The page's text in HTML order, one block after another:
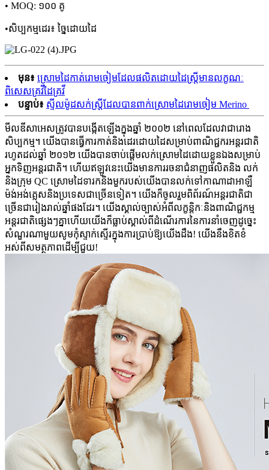
• MOQ: ១០០ គូ
•សិប្បកម្មដេរ៖ ច្នៃដោយដៃ
មុន៖ ស្រោមដៃកាត់រោមចៀមដែលផលិតដោយដៃស្ត្រីមានលក្ខណៈ
ពិសេសគ្រវីដៃគ្រវី
បន្ទាប់៖ ស្ទីលម៉ូដសក់ស្ត្រីដែលបានពាក់ស្រោមដៃរោមចៀម Merino
មីលឌីសាអេសត្រូវបានបង្កើតឡើងក្នុងឆ្នាំ ២០០២ នៅពេលដែលវាជារោង
សិប្បកម្ម។ យើងបានធ្វើការកាត់និងដេរដោយដៃសម្រាប់ពាណិជ្ជករអន្តរជាតិ
រហូតដល់ឆ្នាំ ២០១២ យើងបានចាប់ផ្តើមលក់ស្រោមដៃដោយខ្លួនឯងសម្រាប់
អ្នកទិញអន្តរជាតិ។ ហើយឥឡូវនេះយើងមានការរចនាជំនាញផលិតនិង លក់
និងក្រុម QC ស្រោមដៃទារកនិងមួករបស់យើងបានលក់ទៅកាណាដាអាឡឺ
ម៉ង់អង់គ្លេសនិងប្រទេសជាច្រើនទៀត។ យើងក៏ចូលរួមពិព័រណ៍អន្ដរជាតិជា
ច្រើនជារៀងរាល់ឆ្នាំផងដែរ។ យើងស្គាល់ច្បាស់អំពីលក្ខន្តិកៈនិងពាណិជ្ជកម្ម
អន្តរជាតិផ្សេងៗគ្នាហើយយើងក៏ធ្លាប់ស្គាល់ពីដំណើរការនៃការនាំចេញដូច្នេះ
សំណួរណាមួយសូមកុំស្ទាក់ស្ទើរក្នុងការប្រាប់ឱ្យយើងដឹង! យើងនឹងខិតខំ
អស់ពីសមត្ថភាពដើម្បីជួយ!